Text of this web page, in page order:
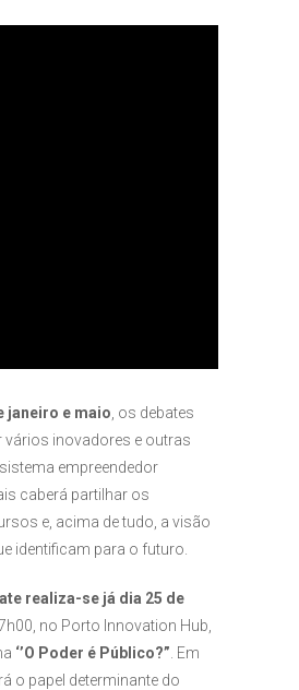
janeiro e maio, os debates
vários inovadores e outras
empreendedor
caberá partilhar os
e, acima de tudo, a visão
identificam para o futuro.
realiza-se já dia 25 de
no Porto Innovation Hub,
‘’O Poder é Público?”. Em
o papel determinante do